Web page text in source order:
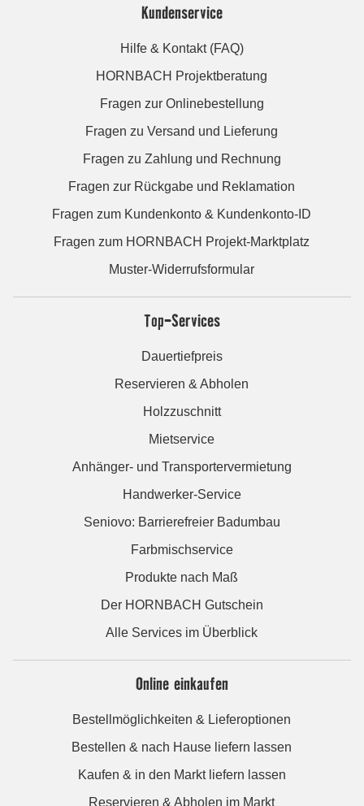
Kundenservice
Hilfe & Kontakt (FAQ)
HORNBACH Projektberatung
Fragen zur Onlinebestellung
Fragen zu Versand und Lieferung
Fragen zu Zahlung und Rechnung
Fragen zur Rückgabe und Reklamation
Fragen zum Kundenkonto & Kundenkonto-ID
Fragen zum HORNBACH Projekt-Marktplatz
Muster-Widerrufsformular
Top-Services
Dauertiefpreis
Reservieren & Abholen
Holzzuschnitt
Mietservice
Anhänger- und Transportervermietung
Handwerker-Service
Seniovo: Barrierefreier Badumbau
Farbmischservice
Produkte nach Maß
Der HORNBACH Gutschein
Alle Services im Überblick
Online einkaufen
Bestellmöglichkeiten & Lieferoptionen
Bestellen & nach Hause liefern lassen
Kaufen & in den Markt liefern lassen
Reservieren & Abholen im Markt